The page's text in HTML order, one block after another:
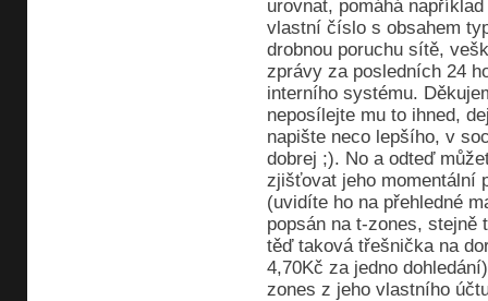
urovnat, pomáhá
vlastní číslo s obsahem
drobnou poruchu sítě,
zprávy za posledních 24
interního systému.
neposílejte mu to ihned,
napište neco lepšího, v
dobrej ;). No a odteď
zjišťovat jeho momentální
(uvidíte ho na přehledné
popsán na t-zones, stejně
těď taková třešnička na
4,70Kč za jedno
zones z jeho vlastního